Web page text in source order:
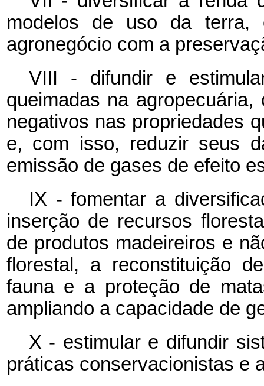
modelos de uso da terra,
agronegócio com a
VIII - difundir e
queimadas na
negativos nas propriedades
e, com isso, reduzir seus
emissão de gases de efeito
IX - fomentar a
inserção de recursos
de produtos madeireiros e
florestal, a reconstituição
fauna e a proteção de
ampliando a capacidade de
X - estimular e difundir
práticas conservacionistas e